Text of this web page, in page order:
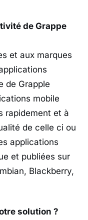
de Grappe
et aux marques
de Grapple
mobile
rapidement et à
de celle ci ou
applications
et publiées sur
Blackberry,
solution ?